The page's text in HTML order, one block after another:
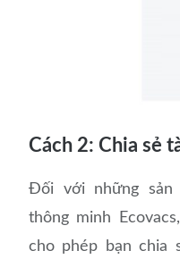
Cách 2: Chia sẻ
Đối với những sản
thông minh
cho phép bạn chia